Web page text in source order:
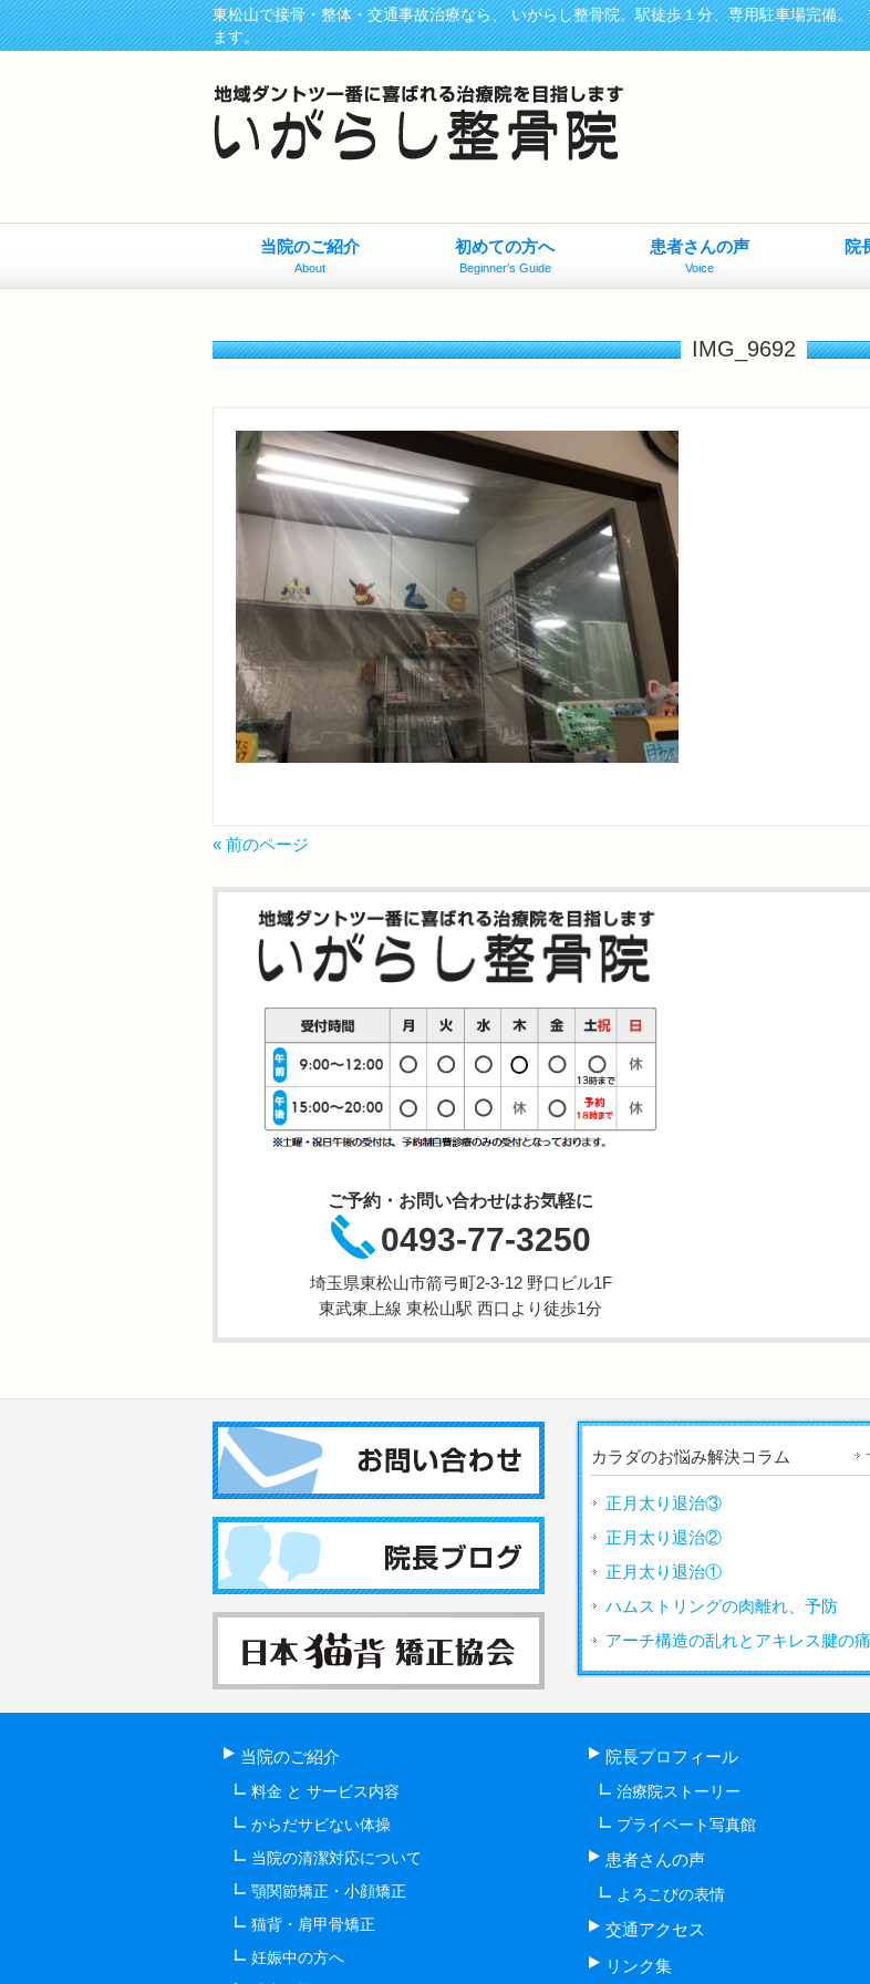
東松山で接骨・整体・交通事故治療なら、 いがらし整骨院。駅徒歩１分、専用駐車場完備
ます。
当院のご紹介
About
初めての方へ
Beginner’s Guide
患者さんの声
Voice
院
IMG_9692
« 前のページ
ご予約・お問い合わせはお気軽に
0493-77-3250
埼玉県東松山市箭弓町2-3-12 野口ビル1F
東武東上線 東松山駅 西口より徒歩1分
カラダのお悩み解決コラム
正月太り退治③
正月太り退治②
正月太り退治①
ハムストリングの肉離れ、予防
アーチ構造の乱れとアキレス腱の
当院のご紹介
料金 と サービス内容
からだサビない体操
当院の清潔対応について
顎関節矯正・小顔矯正
猫背・肩甲骨矯正
妊娠中の方へ
院長プロフィール
治療院ストーリー
プライベート写真館
患者さんの声
よろこびの表情
交通アクセス
リンク集